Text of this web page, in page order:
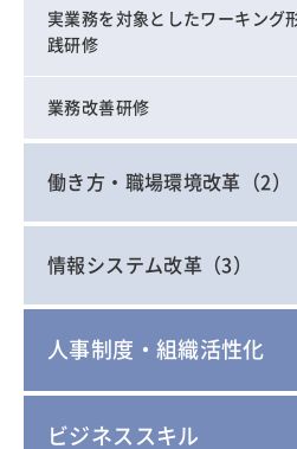
実業務を対象としたワーキン
践研修
業務改善研修
働き方・職場環境改革 （2）
情報システム改革 （3）
人事制度・組織活性化
ビジネススキル